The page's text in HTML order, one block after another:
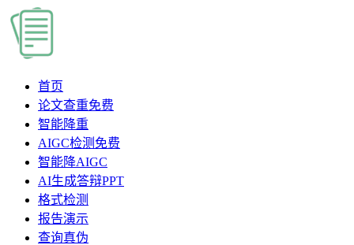
首页
论文查重免费
智能降重
AIGC检测 免费
智能降AIGC
AI生成答辩PPT
格式检测
报告演示
查询真伪